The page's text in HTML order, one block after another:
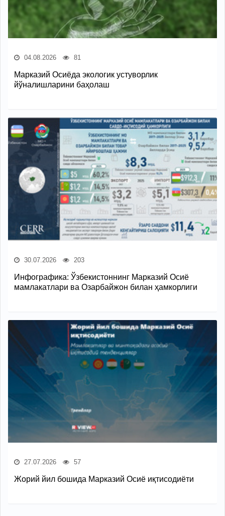
04.08.2026 81
Марказий Осиёда экологик устуворлик
йўналишларини баҳолаш
30.07.2026 203
Инфографика: Ўзбекистоннинг Марказий Осиё
мамлакатлари ва Озарбайжон билан ҳамкорлиги
27.07.2026 57
Жорий йил бошида Марказий Осиё иқтисодиёти